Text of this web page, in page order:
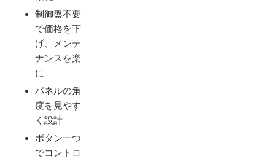
制御盤不要
で価格を下
げ、メンテ
ナンスを楽
に
パネルの角
度を見やす
く設計
ボタン一つ
でコントロ